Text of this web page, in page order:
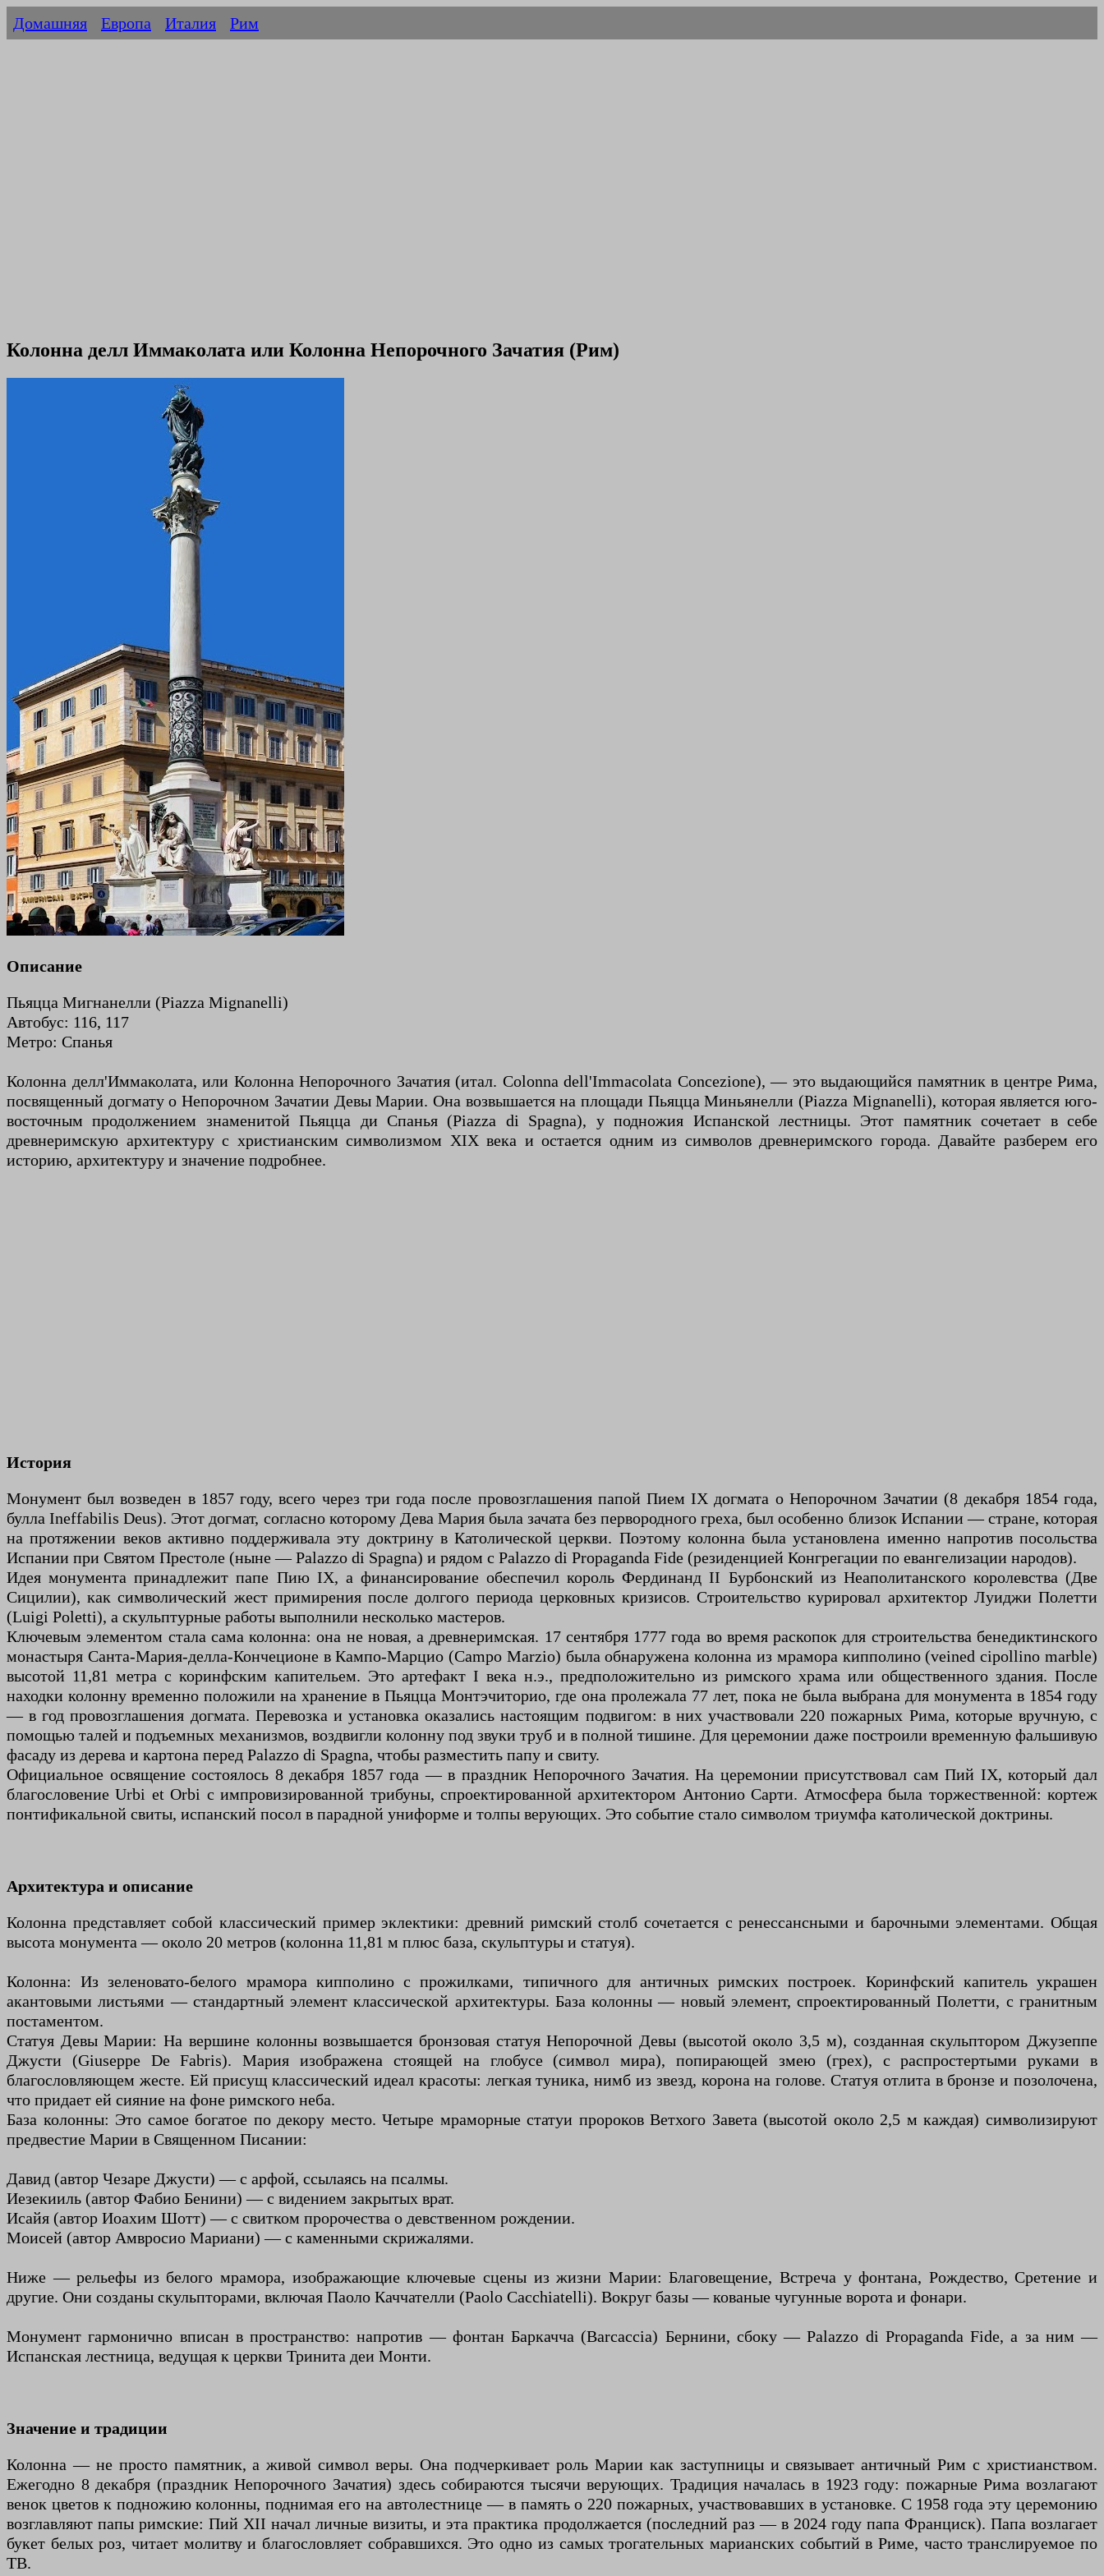
Домашняя Европа Италия Рим
Колонна делл Иммаколата или Колонна Непорочного Зачатия (Рим)
Описание
Пьяцца Мигнанелли (Piazza Mignanelli)
Автобус: 116, 117
Метро: Спанья
Колонна делл'Иммаколата, или Колонна Непорочного Зачатия (итал. Colonna dell'Immacolata Concezione), — это выдающийся памятник в центре Рима,
посвященный догмату о Непорочном Зачатии Девы Марии. Она возвышается на площади Пьяцца Миньянелли (Piazza Mignanelli), которая является юго-
восточным продолжением знаменитой Пьяцца ди Спанья (Piazza di Spagna), у подножия Испанской лестницы. Этот памятник сочетает в себе
древнеримскую архитектуру с христианским символизмом XIX века и остается одним из символов древнеримского города. Давайте разберем его
историю, архитектуру и значение подробнее.
История
Монумент был возведен в 1857 году, всего через три года после провозглашения папой Пием IX догмата о Непорочном Зачатии (8 декабря 1854 года,
булла Ineffabilis Deus). Этот догмат, согласно которому Дева Мария была зачата без первородного греха, был особенно близок Испании — стране, которая
на протяжении веков активно поддерживала эту доктрину в Католической церкви. Поэтому колонна была установлена именно напротив посольства
Испании при Святом Престоле (ныне — Palazzo di Spagna) и рядом с Palazzo di Propaganda Fide (резиденцией Конгрегации по евангелизации народов).
Идея монумента принадлежит папе Пию IX, а финансирование обеспечил король Фердинанд II Бурбонский из Неаполитанского королевства (Две
Сицилии), как символический жест примирения после долгого периода церковных кризисов. Строительство курировал архитектор Луиджи Полетти
(Luigi Poletti), а скульптурные работы выполнили несколько мастеров.
Ключевым элементом стала сама колонна: она не новая, а древнеримская. 17 сентября 1777 года во время раскопок для строительства бенедиктинского
монастыря Санта-Мария-делла-Кончеционе в Кампо-Марцио (Campo Marzio) была обнаружена колонна из мрамора кипполино (veined cipollino marble)
высотой 11,81 метра с коринфским капительем. Это артефакт I века н.э., предположительно из римского храма или общественного здания. После
находки колонну временно положили на хранение в Пьяцца Монтэчиторио, где она пролежала 77 лет, пока не была выбрана для монумента в 1854 году
— в год провозглашения догмата. Перевозка и установка оказались настоящим подвигом: в них участвовали 220 пожарных Рима, которые вручную, с
помощью талей и подъемных механизмов, воздвигли колонну под звуки труб и в полной тишине. Для церемонии даже построили временную фальшивую
фасаду из дерева и картона перед Palazzo di Spagna, чтобы разместить папу и свиту.
Официальное освящение состоялось 8 декабря 1857 года — в праздник Непорочного Зачатия. На церемонии присутствовал сам Пий IX, который дал
благословение Urbi et Orbi с импровизированной трибуны, спроектированной архитектором Антонио Сарти. Атмосфера была торжественной: кортеж
понтификальной свиты, испанский посол в парадной униформе и толпы верующих. Это событие стало символом триумфа католической доктрины.
Архитектура и описание
Колонна представляет собой классический пример эклектики: древний римский столб сочетается с ренессансными и барочными элементами. Общая
высота монумента — около 20 метров (колонна 11,81 м плюс база, скульптуры и статуя).
Колонна: Из зеленовато-белого мрамора кипполино с прожилками, типичного для античных римских построек. Коринфский капитель украшен
акантовыми листьями — стандартный элемент классической архитектуры. База колонны — новый элемент, спроектированный Полетти, с гранитным
постаментом.
Статуя Девы Марии: На вершине колонны возвышается бронзовая статуя Непорочной Девы (высотой около 3,5 м), созданная скульптором Джузеппе
Джусти (Giuseppe De Fabris). Мария изображена стоящей на глобусе (символ мира), попирающей змею (грех), с распростертыми руками в
благословляющем жесте. Ей присущ классический идеал красоты: легкая туника, нимб из звезд, корона на голове. Статуя отлита в бронзе и позолочена,
что придает ей сияние на фоне римского неба.
База колонны: Это самое богатое по декору место. Четыре мраморные статуи пророков Ветхого Завета (высотой около 2,5 м каждая) символизируют
предвестие Марии в Священном Писании:
Давид (автор Чезаре Джусти) — с арфой, ссылаясь на псалмы.
Иезекииль (автор Фабио Бенини) — с видением закрытых врат.
Исайя (автор Иоахим Шотт) — с свитком пророчества о девственном рождении.
Моисей (автор Амвросио Мариани) — с каменными скрижалями.
Ниже — рельефы из белого мрамора, изображающие ключевые сцены из жизни Марии: Благовещение, Встреча у фонтана, Рождество, Сретение и
другие. Они созданы скульпторами, включая Паоло Каччателли (Paolo Cacchiatelli). Вокруг базы — кованые чугунные ворота и фонари.
Монумент гармонично вписан в пространство: напротив — фонтан Баркачча (Barcaccia) Бернини, сбоку — Palazzo di Propaganda Fide, а за ним —
Испанская лестница, ведущая к церкви Тринита деи Монти.
Значение и традиции
Колонна — не просто памятник, а живой символ веры. Она подчеркивает роль Марии как заступницы и связывает античный Рим с христианством.
Ежегодно 8 декабря (праздник Непорочного Зачатия) здесь собираются тысячи верующих. Традиция началась в 1923 году: пожарные Рима возлагают
венок цветов к подножию колонны, поднимая его на автолестнице — в память о 220 пожарных, участвовавших в установке. С 1958 года эту церемонию
возглавляют папы римские: Пий XII начал личные визиты, и эта практика продолжается (последний раз — в 2024 году папа Франциск). Папа возлагает
букет белых роз, читает молитву и благословляет собравшихся. Это одно из самых трогательных марианских событий в Риме, часто транслируемое по
ТВ.